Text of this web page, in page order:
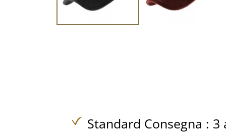
Standard Consegna : 3